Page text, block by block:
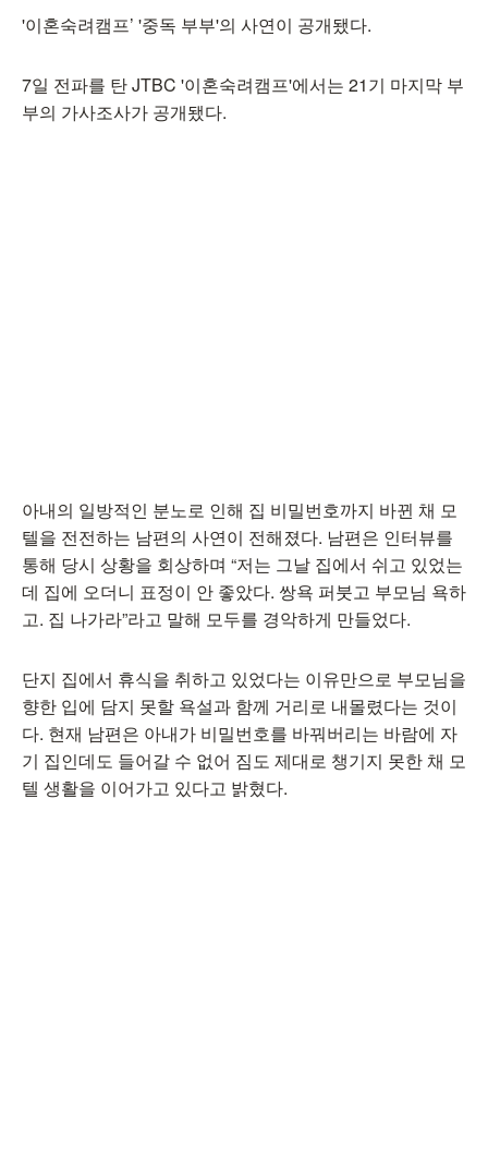
'이혼숙려캠프’ '중독 부부'의 사연이 공개됐다.
7일 전파를 탄 JTBC '이혼숙려캠프'에서는 21기 마지막 부
부의 가사조사가 공개됐다.
아내의 일방적인 분노로 인해 집 비밀번호까지 바뀐 채 모
텔을 전전하는 남편의 사연이 전해졌다. 남편은 인터뷰를
통해 당시 상황을 회상하며 “저는 그날 집에서 쉬고 있었는
데 집에 오더니 표정이 안 좋았다. 쌍욕 퍼붓고 부모님 욕하
고. 집 나가라”라고 말해 모두를 경악하게 만들었다.
단지 집에서 휴식을 취하고 있었다는 이유만으로 부모님을
향한 입에 담지 못할 욕설과 함께 거리로 내몰렸다는 것이
다. 현재 남편은 아내가 비밀번호를 바꿔버리는 바람에 자
기 집인데도 들어갈 수 없어 짐도 제대로 챙기지 못한 채 모
텔 생활을 이어가고 있다고 밝혔다.